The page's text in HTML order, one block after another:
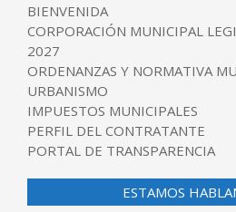
BIENVENIDA
CORPORACIÓN MUNICIPAL
2027
ORDENANZAS Y NORMATIVA
URBANISMO
IMPUESTOS MUNICIPALES
PERFIL DEL CONTRATANTE
PORTAL DE TRANSPARENCIA
ESTAMOS